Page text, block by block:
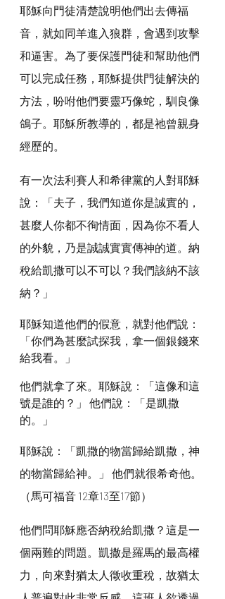
耶穌向門徒清楚說明他們出去傳福
音，就如同羊進入狼群，會遇到攻擊
和逼害。為了要保護門徒和幫助他們
可以完成任務，耶穌提供門徒解決的
方法，吩咐他們要靈巧像蛇，馴良像
鴿子。耶穌所教導的，都是祂曾親身
經歷的。
有一次法利賽人和希律黨的人對耶穌
說：「夫子，我們知道你是誠實的，
甚麼人你都不徇情面，因為你不看人
的外貌，乃是誠誠實實傳神的道。納
稅給凱撒可以不可以？我們該納不該
納？」
耶穌知道他們的假意，就對他們說：
「你們為甚麼試探我，拿一個銀錢來
給我看。」
他們就拿了來。耶穌說：「這像和這
號是誰的？」 他們說：「是凱撒
的。」
耶穌說：「凱撒的物當歸給凱撒，神
的物當歸給神。」 他們就很希奇他。
（馬可福音 12章13至17節）
他們問耶穌應否納稅給凱撒？這是一
個兩難的問題。凱撒是羅馬的最高權
力，向來對猶太人徵收重稅，故猶太